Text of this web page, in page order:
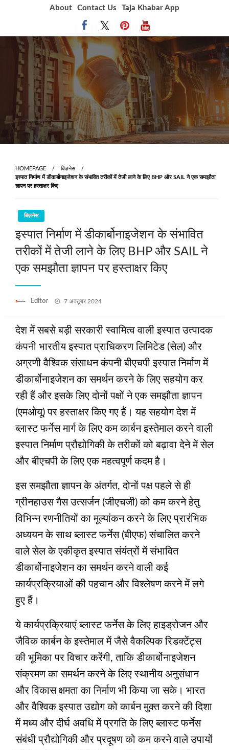
About Contact Us Taja Khabar App
HOMEPAGE
बिज़नेस
इस्पात निर्माण में डीकार्बोनाइजेशन के संभावित तरीकों में तेजी लाने के लिए BHP और SAIL ने एक समझौता
ज्ञापन पर हस्ताक्षर किए
बिज़नेस
इस्पात निर्माण में डीकार्बोनाइजेशन के संभावित
तरीकों में तेजी लाने के लिए BHP और SAIL ने
एक समझौता ज्ञापन पर हस्ताक्षर किए
Editor
Posted
7 अक्टूबर 2024
देश में सबसे बड़ी सरकारी स्वामित्व वाली इस्पात उत्पादक
कंपनी भारतीय इस्पात प्राधिकरण लिमिटेड (सेल) और
अग्रणी वैश्विक संसाधन कंपनी बीएचपी इस्पात निर्माण में
डीकार्बोनाइजेशन का समर्थन करने के लिए सहयोग कर
रही हैं और इसके लिए दोनों पक्षों ने एक समझौता ज्ञापन
(एमओयू) पर हस्ताक्षर किए गए हैं। यह सहयोग देश में
ब्लास्ट फर्नेस मार्ग के लिए कम कार्बन इस्तेमाल करने वाली
इस्पात निर्माण प्रौद्योगिकी के तरीकों को बढ़ावा देने में सेल
और बीएचपी के लिए एक महत्वपूर्ण कदम है।
इस समझौता ज्ञापन के अंतर्गत, दोनों पक्ष पहले से ही
ग्रीनहाउस गैस उत्सर्जन (जीएचजी) को कम करने हेतु
विभिन्न रणनीतियों का मूल्यांकन करने के लिए प्रारंभिक
अध्ययन के साथ ब्लास्ट फर्नेस (बीएफ) संचालित करने
वाले सेल के एकीकृत इस्पात संयंत्रों में संभावित
डीकार्बोनाइजेशन का समर्थन करने वाली कई
कार्यप्रक्रियाओं की पहचान और विश्लेषण करने में लगे
हुए हैं।
ये कार्यप्रक्रियाएं ब्लास्ट फर्नेस के लिए हाइड्रोजन और
जैविक कार्बन के इस्तेमाल में जैसे वैकल्पिक रिडक्टेंट्स
की भूमिका पर विचार करेंगी, ताकि डीकार्बोनाइजेशन
संक्रमण का समर्थन करने के लिए स्थानीय अनुसंधान
और विकास क्षमता का निर्माण भी किया जा सके। भारत
और वैश्विक इस्पात उद्योग को कार्बन मुक्त करने की दिशा
में मध्य और दीर्घ अवधि में प्रगति के लिए ब्लास्ट फर्नेस
संबंधी प्रौद्योगिकी और प्रदूषण को कम करने वाले उपायों